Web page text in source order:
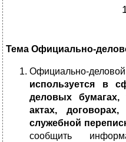
Тема Официально-
Официально-
используется в
деловых бумагах,
актах, договорах,
служебной
сообщить